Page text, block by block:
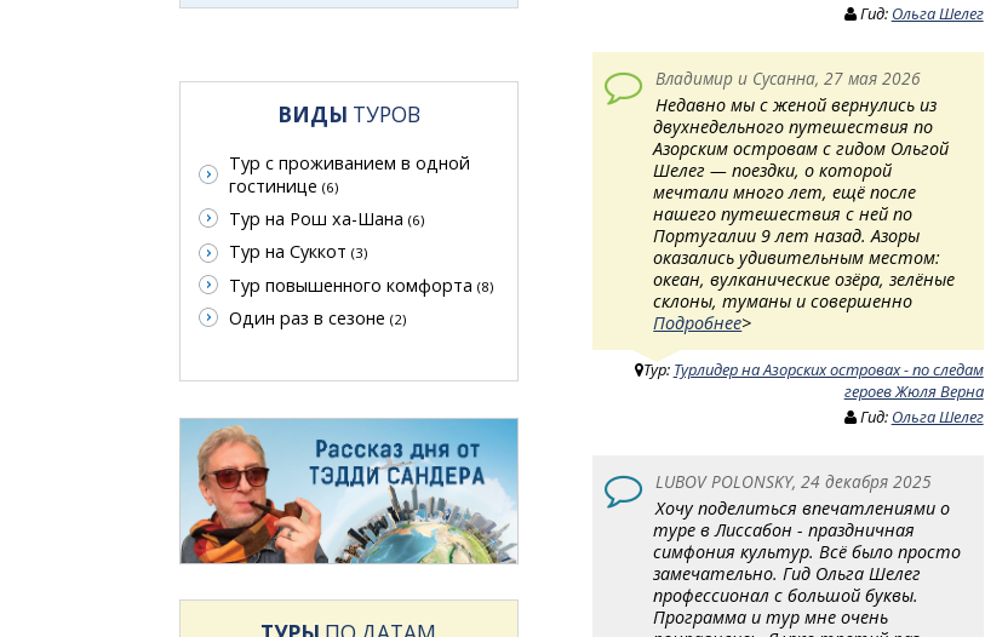
Гид: Ольга Шелег
Владимир и Сусанна, 27 мая 2026
Недавно мы с женой вернулись из
двухнедельного путешествия по
Азорским островам с гидом Ольгой
Шелег — поездки, о которой
мечтали много лет, ещё после
нашего путешествия с ней по
Португалии 9 лет назад. Азоры
оказались удивительным местом:
океан, вулканические озёра, зелёные
склоны, туманы и совершенно
Подробнее>
Тур: Турлидер на Азорских островах - по следам
героев Жюля Верна
Гид: Ольга Шелег
LUBOV POLONSKY, 24 декабря 2025
Хочу поделиться впечатлениями о
туре в Лиссабон - праздничная
симфония культур. Всё было просто
замечательно. Гид Ольга Шелег
профессионал с большой буквы.
Программа и тур мне очень
ВИДЫ ТУРОВ
Тур с проживанием в одной
гостинице (6)
Тур на Рош ха-Шана (6)
Тур на Суккот (3)
Тур повышенного комфорта (8)
Один раз в сезоне (2)